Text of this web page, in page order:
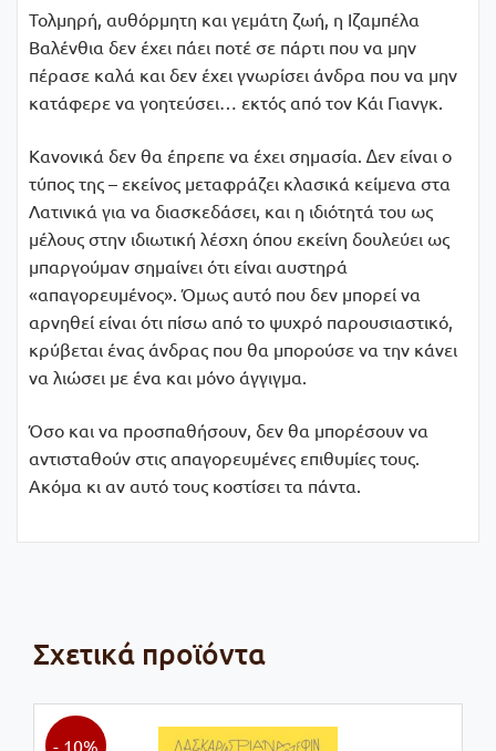
Τολμηρή, αυθόρμητη και γεμάτη ζωή, η Ιζαµπέλα
Βαλένθια δεν έχει πάει ποτέ σε πάρτι που να µην
πέρασε καλά και δεν έχει γνωρίσει άνδρα που να µην
κατάφερε να γοητεύσει… εκτός από τον Κάι Γιανγκ.
Κανονικά δεν θα έπρεπε να έχει σημασία. ∆εν είναι ο
τύπος της – εκείνος µεταφράζει κλασικά κείµενα στα
Λατινικά για να διασκεδάσει, και η ιδιότητά του ως
µέλους στην ιδιωτική λέσχη όπου εκείνη δουλεύει ως
µπαργούµαν σηµαίνει ότι είναι αυστηρά
«απαγορευµένος». Όµως αυτό που δεν µπορεί να
αρνηθεί είναι ότι πίσω από το ψυχρό παρουσιαστικό,
κρύβεται ένας άνδρας που θα µπορούσε να την κάνει
να λιώσει µε ένα και µόνο άγγιγµα.
Όσο και να προσπαθήσουν, δεν θα µπορέσουν να
αντισταθούν στις απαγορευµένες επιθυµίες τους.
Ακόµα κι αν αυτό τους κοστίσει τα πάντα.
Σχετικά προϊόντα
- 10%